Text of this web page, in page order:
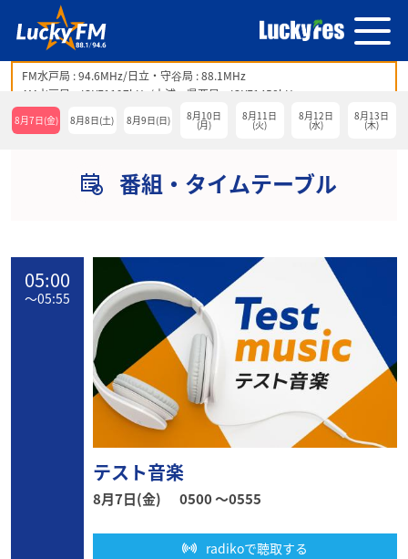
FM水戸局 : 94.6MHz/日立・守谷局 : 88.1MHz
AM水戸局 : JOYF1197kHz/土浦・県西局 : JOYF1458kHz
8月7日(金) 8月8日(土) 8月9日(日) 8月10日
(月)
8月11日
(火)
8月12日
(水)
8月13日
(木)
番組・タイムテーブル
05:00
〜05:55
テスト音楽
8月7日(金) 0500 〜0555
radikoで聴取する